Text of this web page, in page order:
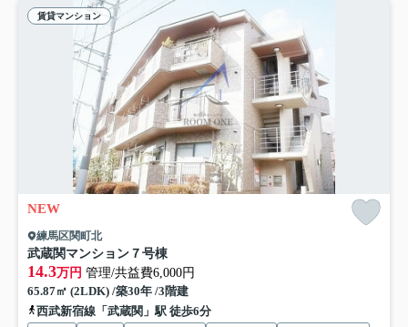
賃貸マンション
NEW
練馬区関町北
武蔵関マンション７号棟
14.3万円 管理/共益費6,000円
65.87㎡ (2LDK) /築30年 /3階建
西武新宿線「武蔵関」駅 徒歩6分